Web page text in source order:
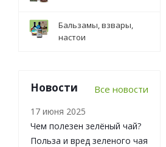
Бальзамы, взвары,
настои
Новости Все новости
17 июня 2025
Чем полезен зелёный чай?
Польза и вред зеленого чая